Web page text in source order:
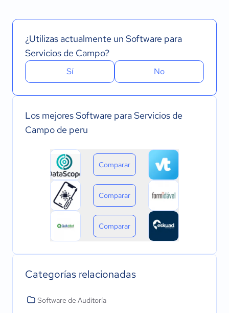
¿Utilizas actualmente un Software para
Servicios de Campo?
Sí No
Los mejores Software para Servicios de
Campo de peru
Comparar
Comparar
Comparar
Categorías relacionadas
Software de Auditoría